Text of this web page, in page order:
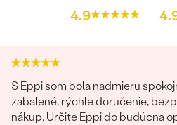
4.9
S Eppi som bola nadmieru
zabalené, rýchle doručenie,
nákup. Určite Eppi do budúcna